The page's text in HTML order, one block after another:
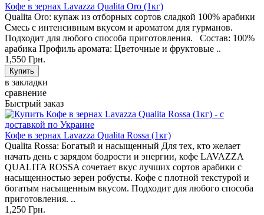
Кофе в зернах Lavazza Qualita Oro (1кг)
Qualita Oro: купаж из отборных сортов сладкой 100% арабики
Смесь с интенсивным вкусом и ароматом для гурманов.
Подходит для любого способа приготовления. Состав: 100%
арабика Профиль аромата: Цветочные и фруктовые ..
1,550 Грн.
в закладки
сравнение
Быстрый заказ
Кофе в зернах Lavazza Qualita Rossa (1кг)
Qualita Rossa: Богатый и насыщенный Для тех, кто желает
начать день с зарядом бодрости и энергии, кофе LAVAZZA
QUALITA ROSSA сочетает вкус лучших сортов арабики с
насыщенностью зерен робусты. Кофе с плотной текстурой и
богатым насыщенным вкусом. Подходит для любого способа
приготовления. ..
1,250 Грн.